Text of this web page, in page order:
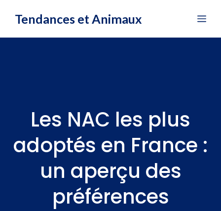
Tendances et Animaux
Les NAC les plus
adoptés en France :
un aperçu des
préférences